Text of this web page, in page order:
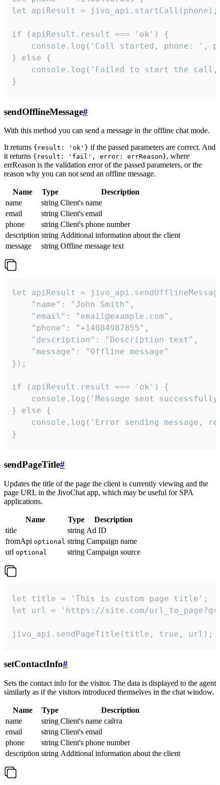
let apiResult = jivo_api.startCall(phone);
if (apiResult.result === 'ok') {
console.log('Call started, phone: ',
} else {
console.log('Failed to start the
}
sendOfflineMessage#
With this method you can send a message in the offline chat mode.
It returns {result: 'ok'} if the passed parameters are correct. And
it returns {result: 'fail', error: errReason}, where
errReason is the validation error of the passed parameters, or the
reason why you can not send an offline message.
Name Type
Description
name
string Client's name
email
string Client's email
phone
string Client's phone number
description string Additional information about the client
message
string Offline message text
let apiResult =
    "name": "John Smith",
    "email": "email@example.com",
    "phone": "+14084987855",
    "description": "Description text",
    "message": "Offline message"
});
if (apiResult.result === 'ok') {
console.log('Message sent
} else {
console.log('Error sending message,
}
sendPageTitle#
Updates the title of the page the client is currently viewing and the
page URL in the JivoChat app, which may be useful for SPA
applications.
Name Type
Description
title
string Ad ID
fromApi optional string Campaign name
url optional string Campaign source
let title = 'This is custom page title';
let url = 'https://site.com/
jivo_api.sendPageTitle(title, true, url);
setContactInfo#
Sets the contact info for the visitor. The data is displayed to the agent
similarly as if the visitors introduced themselves in the chat window.
Name Type
Description
name
string Client's name сайта
email
string Client's email
phone
string Client's phone number
description string Additional information about the client